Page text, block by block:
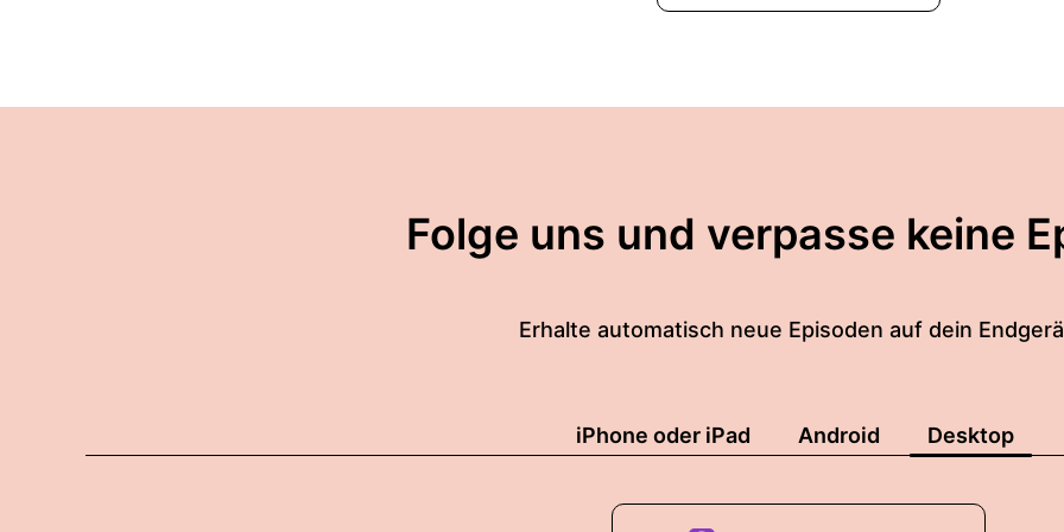
Folge uns und verpasse keine
Erhalte automatisch neue Episoden auf dein
iPhone oder iPad Android Desktop